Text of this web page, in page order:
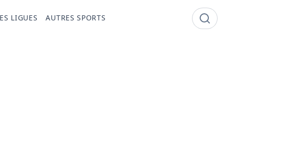
LIGUES AUTRES SPORTS